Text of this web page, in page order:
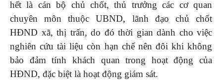
hết là cán bộ chủ chốt, thủ trưởng các cơ quan
chuyên môn thuộc UBND, lãnh đạo chủ chốt
HĐND xã, thị trấn, do đó thời gian dành cho việc
nghiên cứu tài liệu còn hạn chế nên đôi khi không
bảo đảm tính khách quan trong hoạt động của
HĐND, đặc biệt là hoạt động giám sát.